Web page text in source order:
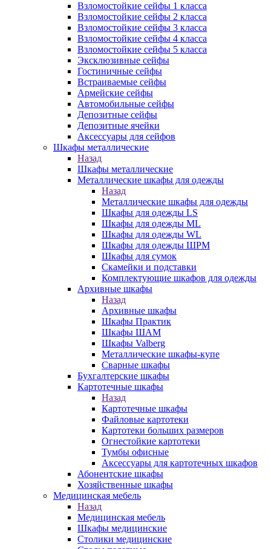
Взломостойкие сейфы 1 класса
Взломостойкие сейфы 2 класса
Взломостойкие сейфы 3 класса
Взломостойкие сейфы 4 класса
Взломостойкие сейфы 5 класса
Эксклюзивные сейфы
Гостиничные сейфы
Встраиваемые сейфы
Армейские сейфы
Автомобильные сейфы
Депозитные сейфы
Депозитные ячейки
Аксессуары для сейфов
Шкафы металлические
Назад
Шкафы металлические
Металлические шкафы для одежды
Назад
Металлические шкафы для одежды
Шкафы для одежды LS
Шкафы для одежды ML
Шкафы для одежды WL
Шкафы для одежды ШРМ
Шкафы для сумок
Скамейки и подставки
Комплектующие шкафов для одежды
Архивные шкафы
Назад
Архивные шкафы
Шкафы Практик
Шкафы ШАМ
Шкафы Valberg
Металлические шкафы-купе
Сварные шкафы
Бухгалтерские шкафы
Картотечные шкафы
Назад
Картотечные шкафы
Файловые картотеки
Картотеки больших размеров
Огнестойкие картотеки
Тумбы офисные
Аксессуары для картотечных шкафов
Абонентские шкафы
Хозяйственные шкафы
Медицинская мебель
Назад
Медицинская мебель
Шкафы медицинские
Столики медицинские